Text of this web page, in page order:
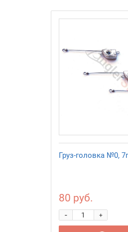
Груз-головка №0,
80 руб.
+
-